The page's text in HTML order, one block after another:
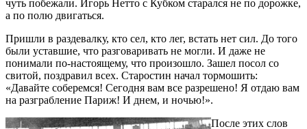
чуть побежали. Игорь Нетто с Кубком старался не по дорожке,
а по полю двигаться.
Пришли в раздевалку, кто сел, кто лег, встать нет сил. До того
были уставшие, что разговаривать не могли. И даже не
понимали по-настоящему, что произошло. Зашел посол со
свитой, поздравил всех. Старостин начал тормошить:
«Давайте соберемся! Сегодня вам все разрешено! Я отдаю вам
на разграбление Париж! И днем, и ночью!».
После этих слов